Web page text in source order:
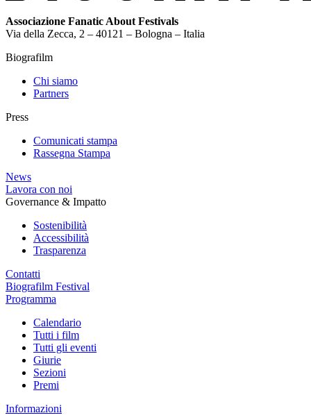
Associazione Fanatic About Festivals
Via della Zecca, 2 – 40121 – Bologna – Italia
Biografilm
Chi siamo
Partners
Press
Comunicati stampa
Rassegna Stampa
News
Lavora con noi
Governance & Impatto
Sostenibilità
Accessibilità
Trasparenza
Contatti
Biografilm Festival
Programma
Calendario
Tutti i film
Tutti gli eventi
Giurie
Sezioni
Premi
Informazioni